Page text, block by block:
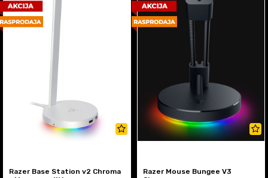
Razer Base Station v2 Chroma
Razer Mouse Bungee V3